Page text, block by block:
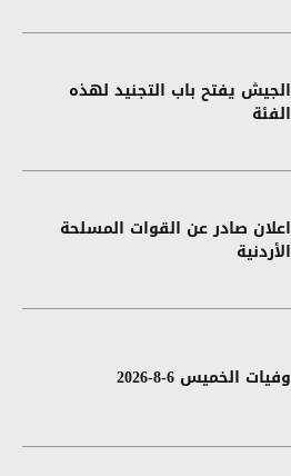
الجيش يفتح باب التجنيد لهذه
الفئة
اعلان صادر عن القوات المسلحة
الأردنية
وفيات الخميس 6-8-2026